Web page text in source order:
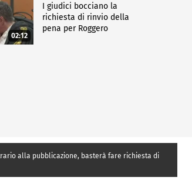
02:12
I giudici bocciano la
richiesta di rinvio della
pena per Roggero
alla pubblicazione, basterà fare richiesta di